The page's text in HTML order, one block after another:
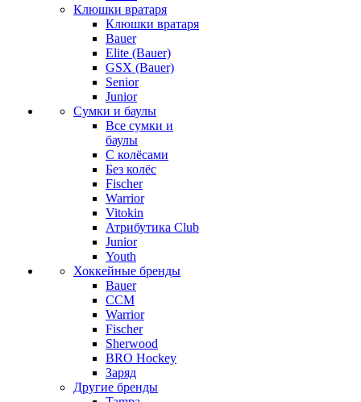
Клюшки вратаря
Клюшки вратаря
Bauer
Elite (Bauer)
GSX (Bauer)
Senior
Junior
Сумки и баулы
Все сумки и
баулы
С колёсами
Без колёс
Fischer
Warrior
Vitokin
Атрибутика Club
Junior
Youth
Хоккейные бренды
Bauer
CCM
Warrior
Fischer
Sherwood
BRO Hockey
Заряд
Другие бренды